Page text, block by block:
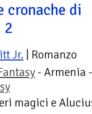
cronache di
2
Jr. | Romanzo
- Armenia -
magici e